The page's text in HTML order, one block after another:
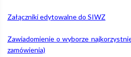
sp.
z
Załączniki edytowalne do SIWZ
Zawiadomienie o wyborze
zamówienia)